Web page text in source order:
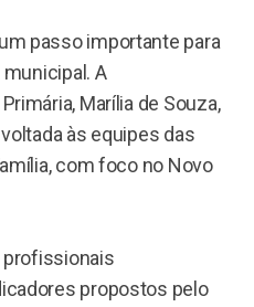
passo importante para
A
Marília de Souza,
às equipes das
com foco no Novo
profissionais
propostos pelo